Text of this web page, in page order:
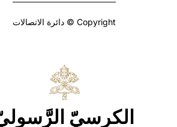
Copyright © دائرة الاتصالات
الكرسيّ